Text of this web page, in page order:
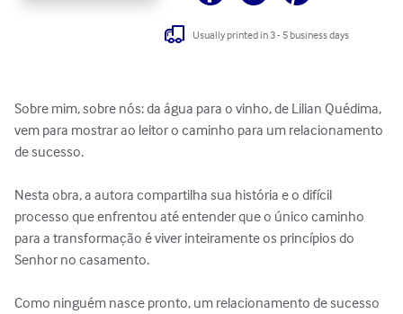
Usually printed in 3 - 5 business days
Sobre mim, sobre nós: da água para o vinho, de Lilian Quédima,
vem para mostrar ao leitor o caminho para um relacionamento
de sucesso.
Nesta obra, a autora compartilha sua história e o difícil
processo que enfrentou até entender que o único caminho
para a transformação é viver inteiramente os princípios do
Senhor no casamento.
Como ninguém nasce pronto, um relacionamento de sucesso